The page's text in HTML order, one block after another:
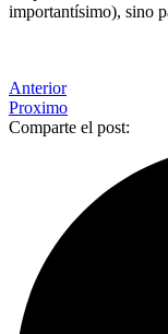
importantísimo), sino
Anterior
Proximo
Comparte el post: